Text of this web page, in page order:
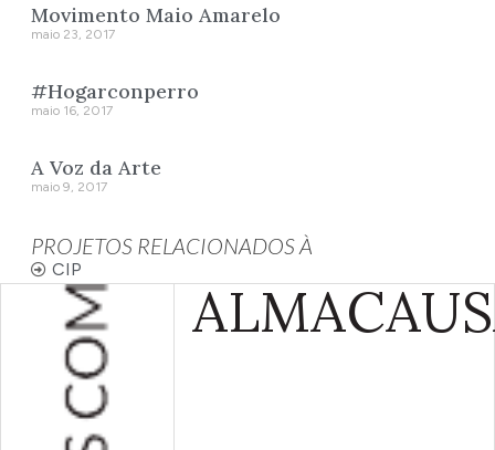
Movimento Maio Amarelo
maio 23, 2017
#Hogarconperro
maio 16, 2017
A Voz da Arte
maio 9, 2017
PROJETOS RELACIONADOS À
CIP
ALMA